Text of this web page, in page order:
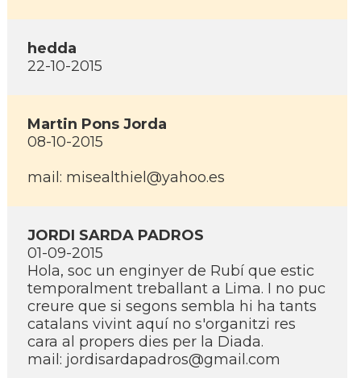
hedda
22-10-2015
Martin Pons Jorda
08-10-2015
mail: misealthiel@yahoo.es
JORDI SARDA PADROS
01-09-2015
Hola, soc un enginyer de Rubí­ que estic
temporalment treballant a Lima. I no puc
creure que si segons sembla hi ha tants
catalans vivint aquí­ no s'organitzi res
cara al propers dies per la Diada.
mail: jordisardapadros@gmail.com